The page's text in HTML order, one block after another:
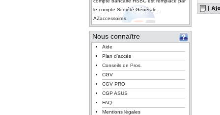
le compte Scoiété Générale.
AZaccessoires
Nous connaître
Aide
Plan d'accès
Conseils de Pros.
CGV
CGV PRO
CGP ASUS
FAQ
Mentions légales